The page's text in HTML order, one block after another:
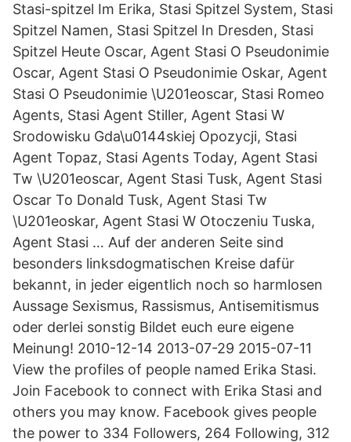
Stasi-spitzel Im Erika, Stasi Spitzel System, Stasi
Spitzel Namen, Stasi Spitzel In Dresden, Stasi
Spitzel Heute Oscar, Agent Stasi O Pseudonimie
Oscar, Agent Stasi O Pseudonimie Oskar, Agent
Stasi O Pseudonimie \U201eoscar, Stasi Romeo
Agents, Stasi Agent Stiller, Agent Stasi W
Srodowisku Gda\u0144skiej Opozycji, Stasi
Agent Topaz, Stasi Agents Today, Agent Stasi
Tw \U201eoscar, Agent Stasi Tusk, Agent Stasi
Oscar To Donald Tusk, Agent Stasi Tw
\U201eoskar, Agent Stasi W Otoczeniu Tuska,
Agent Stasi … Auf der anderen Seite sind
besonders linksdogmatischen Kreise dafür
bekannt, in jeder eigentlich noch so harmlosen
Aussage Sexismus, Rassismus, Antisemitismus
oder derlei sonstig Bildet euch eure eigene
Meinung! 2010-12-14 2013-07-29 2015-07-11
View the profiles of people named Erika Stasi.
Join Facebook to connect with Erika Stasi and
others you may know. Facebook gives people
the power to 334 Followers, 264 Following, 312